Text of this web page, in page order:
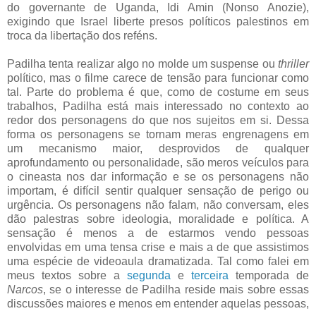
do governante de Uganda, Idi Amin (Nonso Anozie),
exigindo que Israel liberte presos políticos palestinos em
troca da libertação dos reféns.
Padilha tenta realizar algo no molde um suspense ou thriller
político, mas o filme carece de tensão para funcionar como
tal. Parte do problema é que, como de costume em seus
trabalhos, Padilha está mais interessado no contexto ao
redor dos personagens do que nos sujeitos em si. Dessa
forma os personagens se tornam meras engrenagens em
um mecanismo maior, desprovidos de qualquer
aprofundamento ou personalidade, são meros veículos para
o cineasta nos dar informação e se os personagens não
importam, é difícil sentir qualquer sensação de perigo ou
urgência. Os personagens não falam, não conversam, eles
dão palestras sobre ideologia, moralidade e política. A
sensação é menos a de estarmos vendo pessoas
envolvidas em uma tensa crise e mais a de que assistimos
uma espécie de videoaula dramatizada. Tal como falei em
meus textos sobre a segunda e terceira temporada de
Narcos, se o interesse de Padilha reside mais sobre essas
discussões maiores e menos em entender aquelas pessoas,